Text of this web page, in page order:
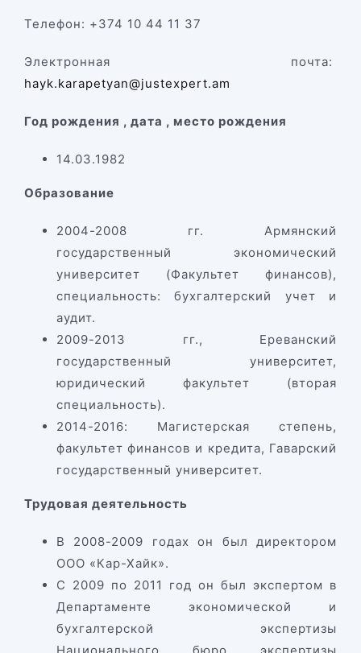
Телефон: +374 10 44 11 37
Электронная почта:
hayk.karapetyan@justexpert.am
Год рождения , дата , место рождения
14.03.1982
Образование
2004-2008 гг. Армянский
государственный экономический
университет (Факультет финансов),
специальность: бухгалтерский учет и
аудит.
2009-2013 гг., Ереванский
государственный университет,
юридический факультет (вторая
специальность).
2014-2016: Магистерская степень,
факультет финансов и кредита, Гаварский
государственный университет.
Трудовая деятельность
В 2008-2009 годах он был директором
ООО «Кар-Хайк».
С 2009 по 2011 год он был экспертом в
Департаменте экономической и
бухгалтерской экспертизы